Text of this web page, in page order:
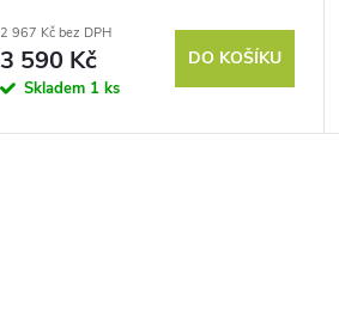
2 967 Kč bez DPH
3 590 Kč
Skladem 1 ks
DO KOŠÍKU